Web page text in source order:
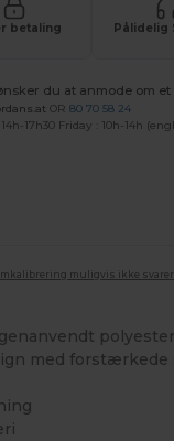
betaling Pålidelig
du at anmode om et
OR80 70 58 24
17h30 Friday : 10h-14h
muligvis ikke
polyester
med forstærkede